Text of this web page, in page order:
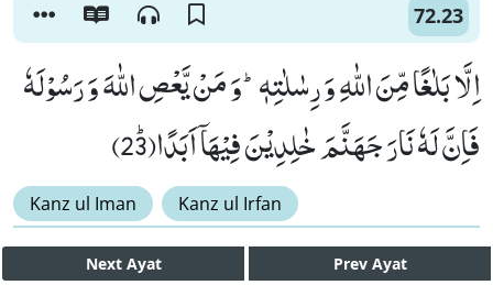
72.23
اِلَّا بَلٰغًا مِّنَ اللّٰهِ وَ رِسٰلٰتِهٖؕ-وَ مَنْ یَّعْصِ اللّٰهَ وَ رَسُوْلَهٗ
فَاِنَّ لَهٗ نَارَ جَهَنَّمَ خٰلِدِیْنَ فِیْهَاۤ اَبَدًاﭤ(23)
Kanz ul Iman Kanz ul Irfan
Next Ayat Prev Ayat